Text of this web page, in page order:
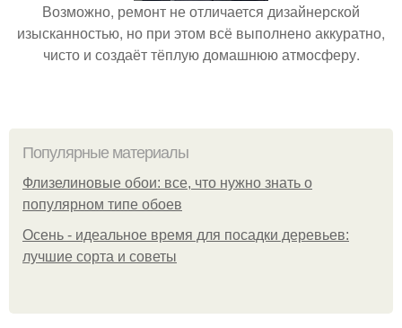
Возможно, ремонт не отличается дизайнерской
изысканностью, но при этом всё выполнено аккуратно,
чисто и создаёт тёплую домашнюю атмосферу.
Популярные материалы
Флизелиновые обои: все, что нужно знать о
популярном типе обоев
Осень - идеальное время для посадки деревьев:
лучшие сорта и советы